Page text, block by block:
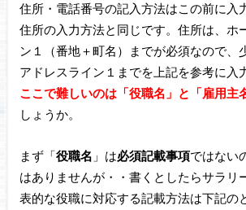
住所・電話番号の記入方法はこの前に入
住所の入力方法と同じです。住所は、ホ
ン１（番地＋町名）までが必須なので、
アドレスライン１までを上記を参考に入
ここで難しいのは「役職名」と「雇用主
しょうか。
まず「役職名 」は必須記載事項ではない
はありませんが・・書くとしたらサラリ
表的な役職に対応する記載方法は下記の